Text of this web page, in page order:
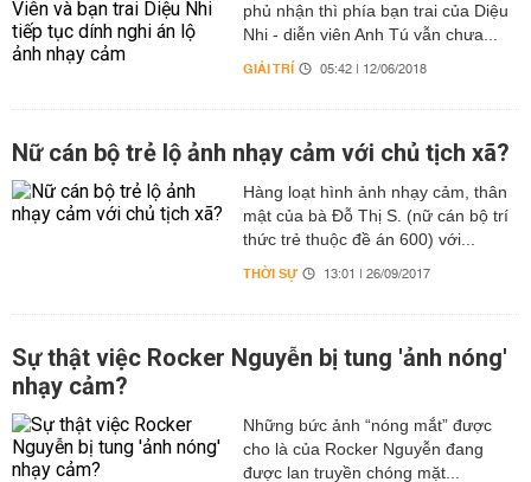
phủ nhận thì phía bạn trai của Diệu
Nhi - diễn viên Anh Tú vẫn chưa...
GIẢI TRÍ 05:42 | 12/06/2018
Nữ cán bộ trẻ lộ ảnh nhạy cảm với chủ tịch xã?
Hàng loạt hình ảnh nhạy cảm, thân
mật của bà Đỗ Thị S. (nữ cán bộ trí
thức trẻ thuộc đề án 600) với...
THỜI SỰ 13:01 | 26/09/2017
Sự thật việc Rocker Nguyễn bị tung 'ảnh nóng'
nhạy cảm?
Những bức ảnh “nóng mắt” được
cho là của Rocker Nguyễn đang
được lan truyền chóng mặt...